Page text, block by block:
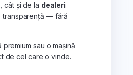
cât și de la dealeri
transparență — fără
sau o mașină
de cel care o vinde.